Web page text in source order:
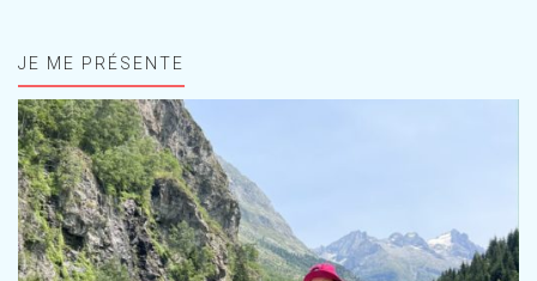
JE ME PRÉSENTE